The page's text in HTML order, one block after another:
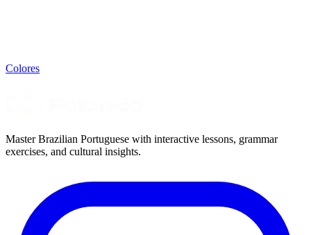
Colores
Master Brazilian Portuguese with interactive lessons, grammar
exercises, and cultural insights.